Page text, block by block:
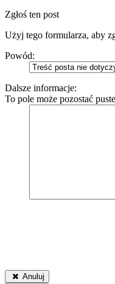
Zgłoś ten post
Użyj tego formularza, aby
Powód:
Dalsze informacje:
To pole może pozostać
Anuluj